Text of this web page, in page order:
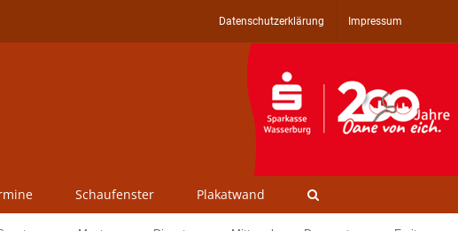
Datenschutzerklärung Impressum
Schaufenster Plakatwand